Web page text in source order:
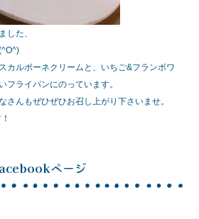
した、
カルポーネクリームと、いちご&フランボワ
フライパンにのっています。
さんもぜひぜひお召し上がり下さいませ。
ページ